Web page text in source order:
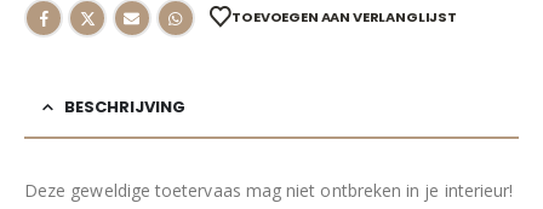
TOEVOEGEN AAN VERLANGLIJST
BESCHRIJVING
Deze geweldige toetervaas mag niet ontbreken in je interieur!